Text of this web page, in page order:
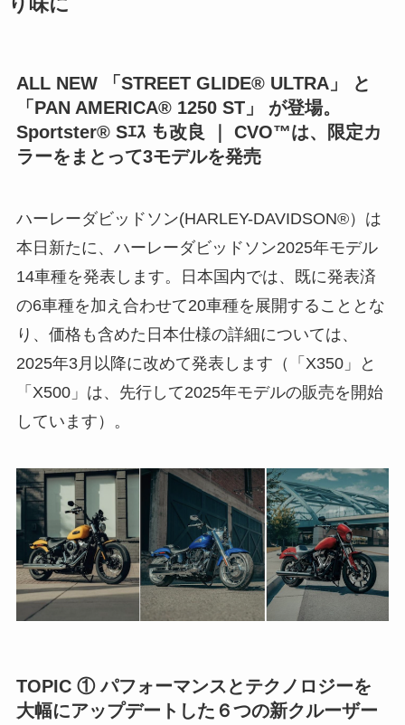
ALL NEW 「STREET GLIDE® ULTRA」 と
「PAN AMERICA® 1250 ST」 が登場。
Sportster® Sｴｽ も改良 ｜ CVO™は、限定カ
ラーをまとって3モデルを発売
ハーレーダビッドソン(HARLEY-DAVIDSON®）は
本日新たに、ハーレーダビッドソン2025年モデル
14車種を発表します。日本国内では、既に発表済
の6車種を加え合わせて20車種を展開することとな
り、価格も含めた日本仕様の詳細については、
2025年3月以降に改めて発表します（「X350」と
「X500」は、先行して2025年モデルの販売を開始
しています）。
TOPIC ① パフォーマンスとテクノロジーを
大幅にアップデートした６つの新クルーザー